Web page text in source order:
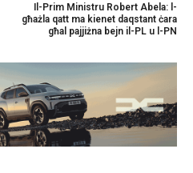
Il-Prim Ministru Robert Abela: l-
għażla qatt ma kienet daqstant ċara
għal pajjiżna bejn il-PL u l-PN